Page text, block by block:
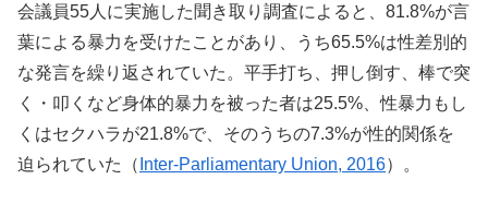
会議員55人に実施した聞き取り調査によると、81.8%が言
葉による暴力を受けたことがあり、うち65.5%は性差別的
な発言を繰り返されていた。平手打ち、押し倒す、棒で突
く・叩くなど身体的暴力を被った者は25.5%、性暴力もし
くはセクハラが21.8%で、そのうちの7.3%が性的関係を
迫られていた（ Inter-Parliamentary Union, 2016）。